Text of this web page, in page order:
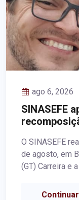
ago 6, 2026
SINASEFE
O SINASEFE
de agosto, em
(GT) Carreira e